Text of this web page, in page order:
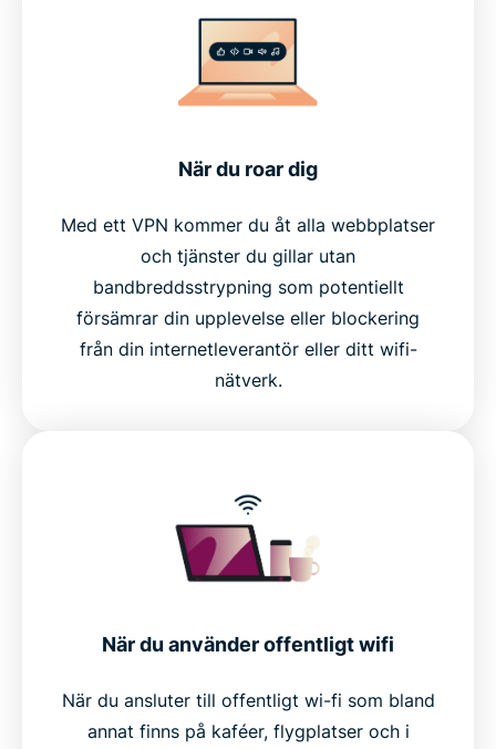
När du roar dig
Med ett VPN kommer du åt alla webbplatser
och tjänster du gillar utan
bandbreddsstrypning som potentiellt
försämrar din upplevelse eller blockering
från din internetleverantör eller ditt wifi-
nätverk.
När du använder offentligt wifi
När du ansluter till offentligt wi-fi som bland
annat finns på kaféer, flygplatser och i